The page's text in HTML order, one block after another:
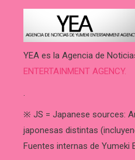
YEA es la Agencia de
ENTERTAINMENT AGENCY.
.
※ JS = Japanese sources:
japonesas distintas
Fuentes internas de Yumeki